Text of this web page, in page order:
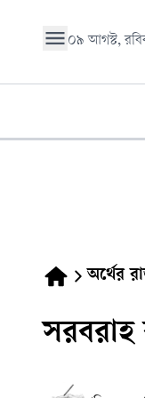
০৯ আগস্ট,
অর্থের
সরবরাহ